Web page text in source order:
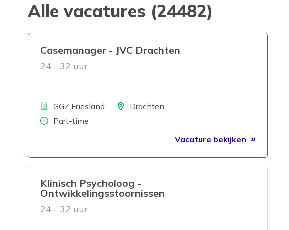
Alle vacatures (24482)
Casemanager - JVC Drachten
24 - 32 uur
BedrijfGGZ Friesland LocatieDrachten
Aantal uren
Part-time
Vacature bekijken
Klinisch Psycholoog -
Ontwikkelingsstoornissen
24 - 32 uur